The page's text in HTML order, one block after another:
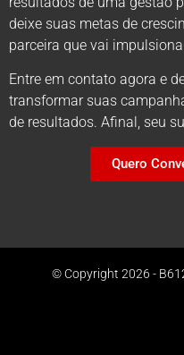
deixe suas metas de
parceira que vai
Entre em contato agora e
transformar suas
de resultados. Afinal, seu
Quero
© Copyright 2026 -